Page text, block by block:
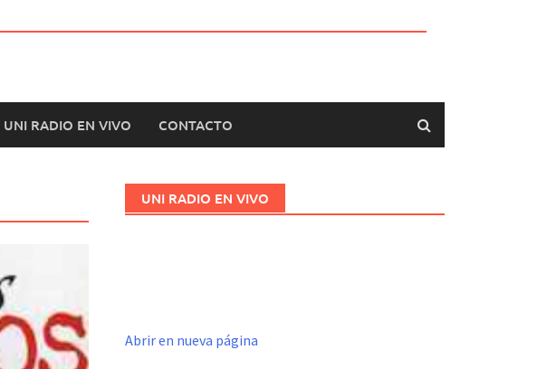
UNI RADIO EN VIVO CONTACTO
UNI RADIO EN VIVO
Abrir en nueva página